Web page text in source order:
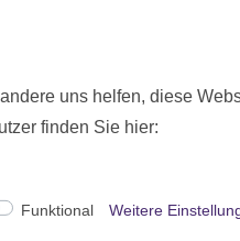
uns helfen, diese
finden Sie hier:
Funktional Weitere